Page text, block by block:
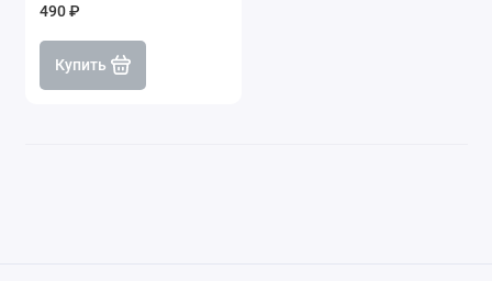
490 ₽
Купить